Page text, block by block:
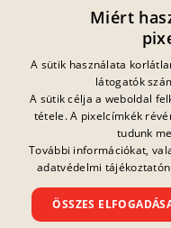
Általános
Miért
A sütik használata
látogatók
A sütik célja a weboldal
tétele. A pixelcímkék
tudunk
További információkat,
adatvédelmi
ÖSSZES